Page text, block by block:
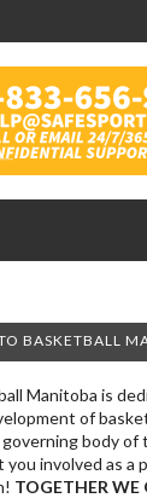
BASKETBALL
Manitoba is
of
body of
involved as a
TOGETHER WE